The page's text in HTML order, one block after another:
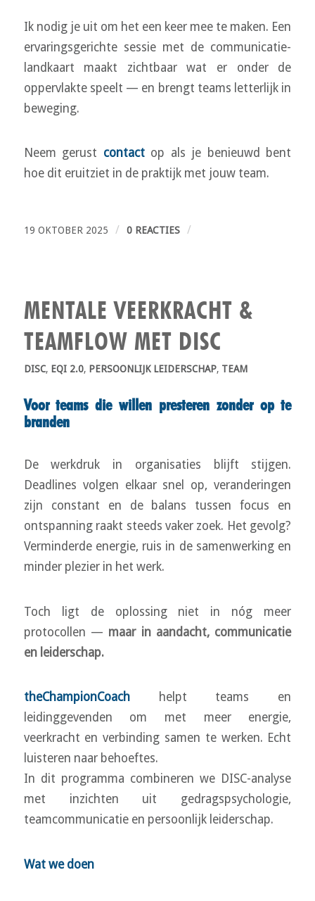
Ik nodig je uit om het een keer mee te maken. Een
ervaringsgerichte sessie met de communicatie-
landkaart maakt zichtbaar wat er onder de
oppervlakte speelt — en brengt teams letterlijk in
beweging.
Neem gerust contactop als je benieuwd bent
hoe dit eruitziet in de praktijk met jouw team.
19 OKTOBER 2025 / 0 REACTIES /
MENTALE VEERKRACHT &
TEAMFLOW MET DISC
DISC, EQI 2.0, PERSOONLIJK LEIDERSCHAP, TEAM
Voor teams die willen presteren zonder op te
branden
De werkdruk in organisaties blijft stijgen.
Deadlines volgen elkaar snel op, veranderingen
zijn constant en de balans tussen focus en
ontspanning raakt steeds vaker zoek. Het gevolg?
Verminderde energie, ruis in de samenwerking en
minder plezier in het werk.
Toch ligt de oplossing niet in nóg meer
protocollen — maar in aandacht, communicatie
en leiderschap.
theChampionCoachhelpt teams en
leidinggevenden om met meer energie,
veerkracht en verbinding samen te werken. Echt
luisteren naar behoeftes.
In dit programma combineren we DISC-analyse
met inzichten uit gedragspsychologie,
teamcommunicatie en persoonlijk leiderschap.
Wat we doen